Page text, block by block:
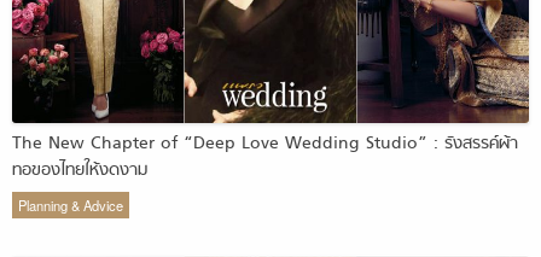
The New Chapter of “Deep Love Wedding Studio” : รังสรรค์ผ้า
ทอของไทยให้งดงาม
Planning & Advice